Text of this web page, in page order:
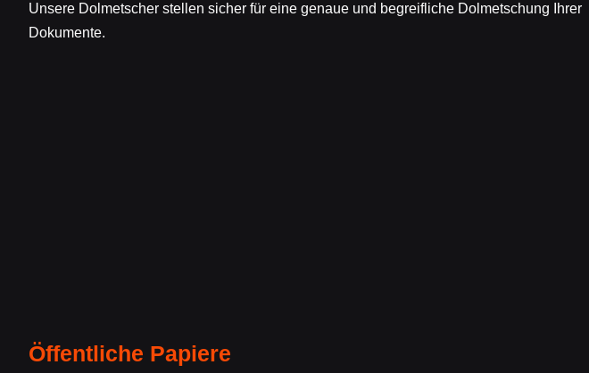
Unsere Dolmetscher stellen sicher für eine genaue und begreifliche Dolmetschung Ihrer
Dokumente.
Öffentliche Papiere